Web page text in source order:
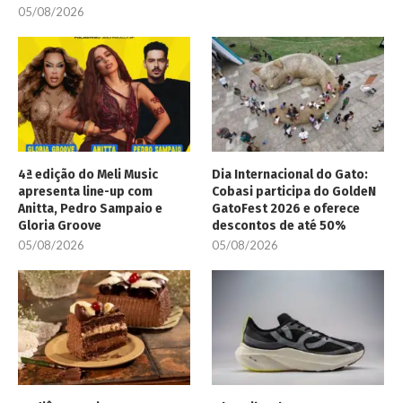
05/08/2026
4ª edição do Meli Music
apresenta line-up com
Anitta, Pedro Sampaio e
Gloria Groove
05/08/2026
Dia Internacional do Gato:
Cobasi participa do GoldeN
GatoFest 2026 e oferece
descontos de até 50%
05/08/2026